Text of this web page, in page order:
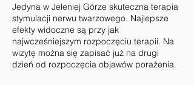
Jedyna w Jeleniej Górze skuteczna terapia
stymulacji nerwu twarzowego. Najlepsze
efekty widoczne są przy jak
najwcześniejszym rozpoczęciu terapii. Na
wizytę można się zapisać już na drugi
dzień od rozpoczęcia objawów porażenia.